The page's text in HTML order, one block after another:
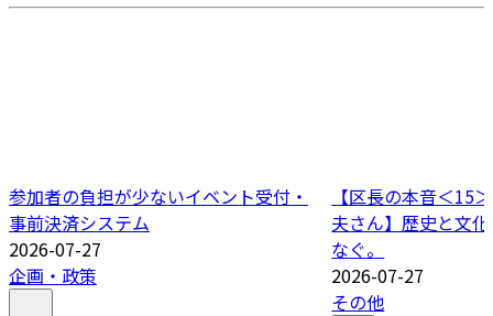
参加者の負担が少ないイベント受付・
事前決済システム
2026-07-27
企画・政策
【区長の本音＜15
夫さん】歴史と文
なぐ。
2026-07-27
その他